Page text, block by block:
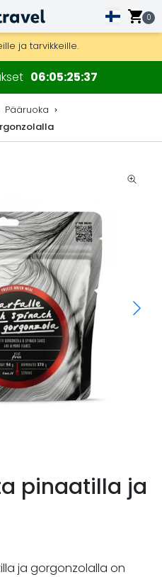
0
-lähetyksenä (toimitus 24
puukarttoihin ja koristeisiin.
ja tarvikkeille.
06 05 25 37
Pääruoka
pinaatilla ja
ja gorgonzolalla on